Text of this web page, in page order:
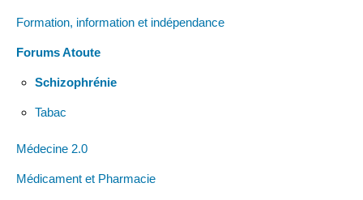
Formation, information et indépendance
Forums Atoute
Schizophrénie
Tabac
Médecine 2.0
Médicament et Pharmacie